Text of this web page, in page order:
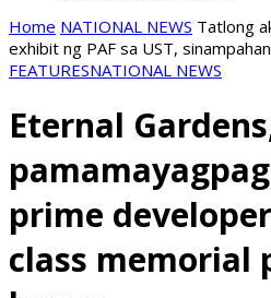
Home NATIONAL NEWS Tatlong
exhibit ng PAF sa UST,
FEATURESNATIONAL NEWS
Eternal
prime
class memorial